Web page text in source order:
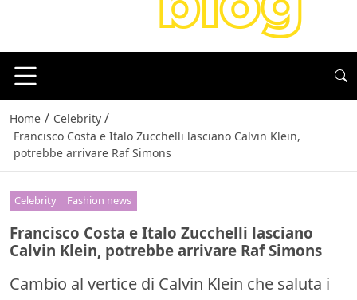
Home / Celebrity /
Francisco Costa e Italo Zucchelli lasciano Calvin Klein,
potrebbe arrivare Raf Simons
Celebrity Fashion news
Francisco Costa e Italo Zucchelli lasciano
Calvin Klein, potrebbe arrivare Raf Simons
Cambio al vertice di Calvin Klein che saluta i